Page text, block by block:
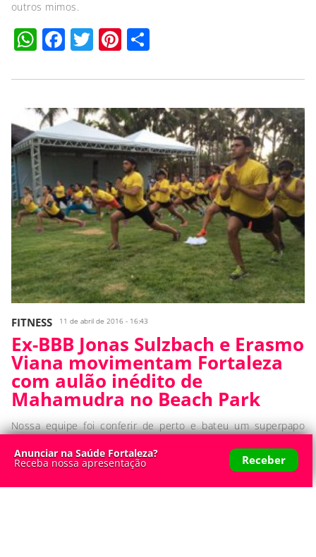
Anunciar na Saúde Fortaleza?
Receba nossa apresentação Receber
outros mimos.
WhatsApp
Facebook
TwitterPinterest
Compartilhar
FITNESS 11 de abril de 2016 - 16:43
Ex-BBB Jonas Sulzbach e Erasmo
Viana movimentam Fortaleza
com aulão inédito de
Mahamudra no Beach Park
Nossa equipe foi conferir de perto e bateu um superpapo